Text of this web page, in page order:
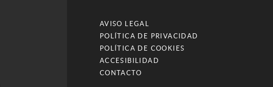
AVISO LEGAL
POLÍTICA DE PRIVACIDAD
POLÍTICA DE COOKIES
ACCESIBILIDAD
CONTACTO